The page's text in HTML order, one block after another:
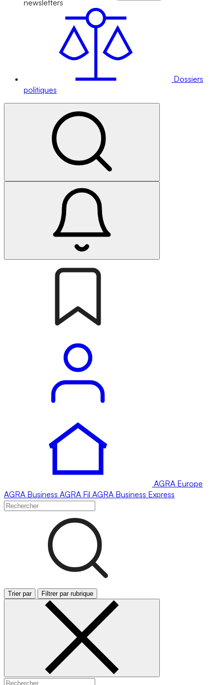
newsletters
Dossiers
politiques
AGRA Europe
AGRA Business AGRA Fil AGRA Business Express
Trier par Filtrer par rubrique